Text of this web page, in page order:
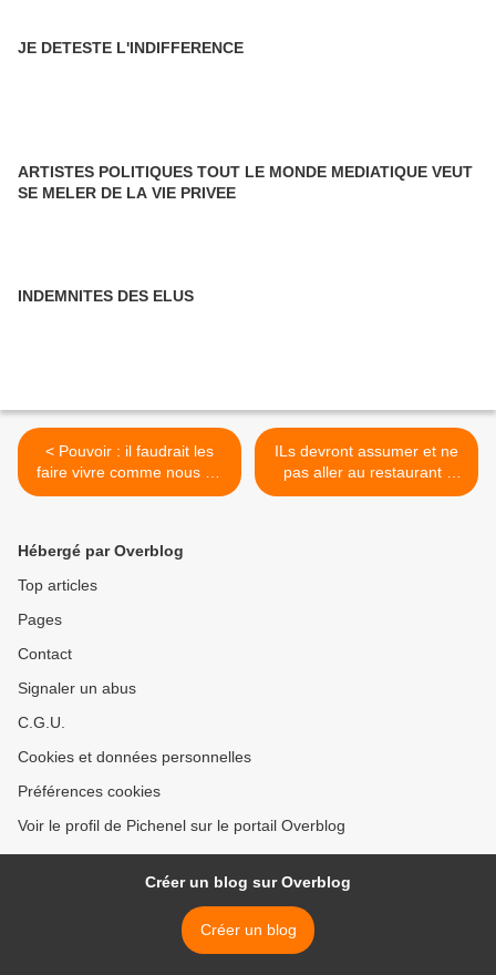
JE DETESTE L'INDIFFERENCE
ARTISTES POLITIQUES TOUT LE MONDE MEDIATIQUE VEUT
SE MELER DE LA VIE PRIVEE
INDEMNITES DES ELUS
< Pouvoir : il faudrait les
faire vivre comme nous on
vit !!!
ILs devront assumer et ne
pas aller au restaurant ,
sinon on leur dira !!!! >
Hébergé par Overblog
Top articles
Pages
Contact
Signaler un abus
C.G.U.
Cookies et données personnelles
Préférences cookies
Voir le profil de Pichenel sur le portail Overblog
Créer un blog sur Overblog
Créer un blog